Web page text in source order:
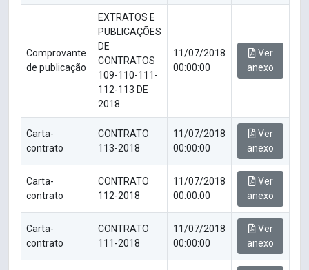
Comprovante
de publicação
EXTRATOS E
PUBLICAÇÕES
DE
CONTRATOS
109-110-111-
112-113 DE
2018
11/07/2018
00:00:00
Ver
anexo
Carta-
contrato
CONTRATO
113-2018
11/07/2018
00:00:00
Ver
anexo
Carta-
contrato
CONTRATO
112-2018
11/07/2018
00:00:00
Ver
anexo
Carta-
contrato
CONTRATO
111-2018
11/07/2018
00:00:00
Ver
anexo